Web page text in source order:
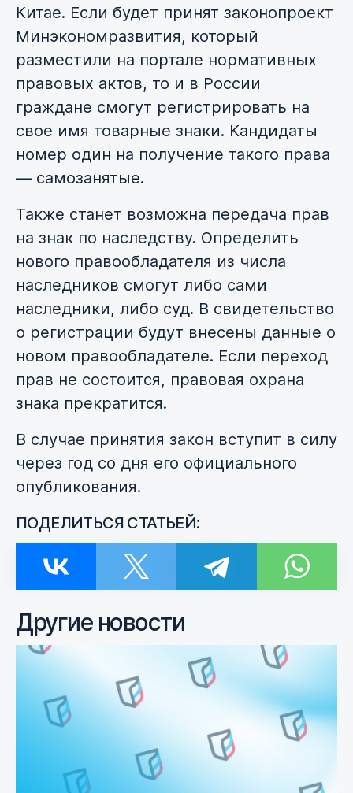
Китае. Если будет принят законопроект
Минэкономразвития, который
разместили на портале нормативных
правовых актов, то и в России
граждане смогут регистрировать на
свое имя товарные знаки. Кандидаты
номер один на получение такого права
— самозанятые.
Также станет возможна передача прав
на знак по наследству. Определить
нового правообладателя из числа
наследников смогут либо сами
наследники, либо суд. В свидетельство
о регистрации будут внесены данные о
новом правообладателе. Если переход
прав не состоится, правовая охрана
знака прекратится.
В случае принятия закон вступит в силу
через год со дня его официального
опубликования.
ПОДЕЛИТЬСЯ СТАТЬЕЙ:
Другие новости